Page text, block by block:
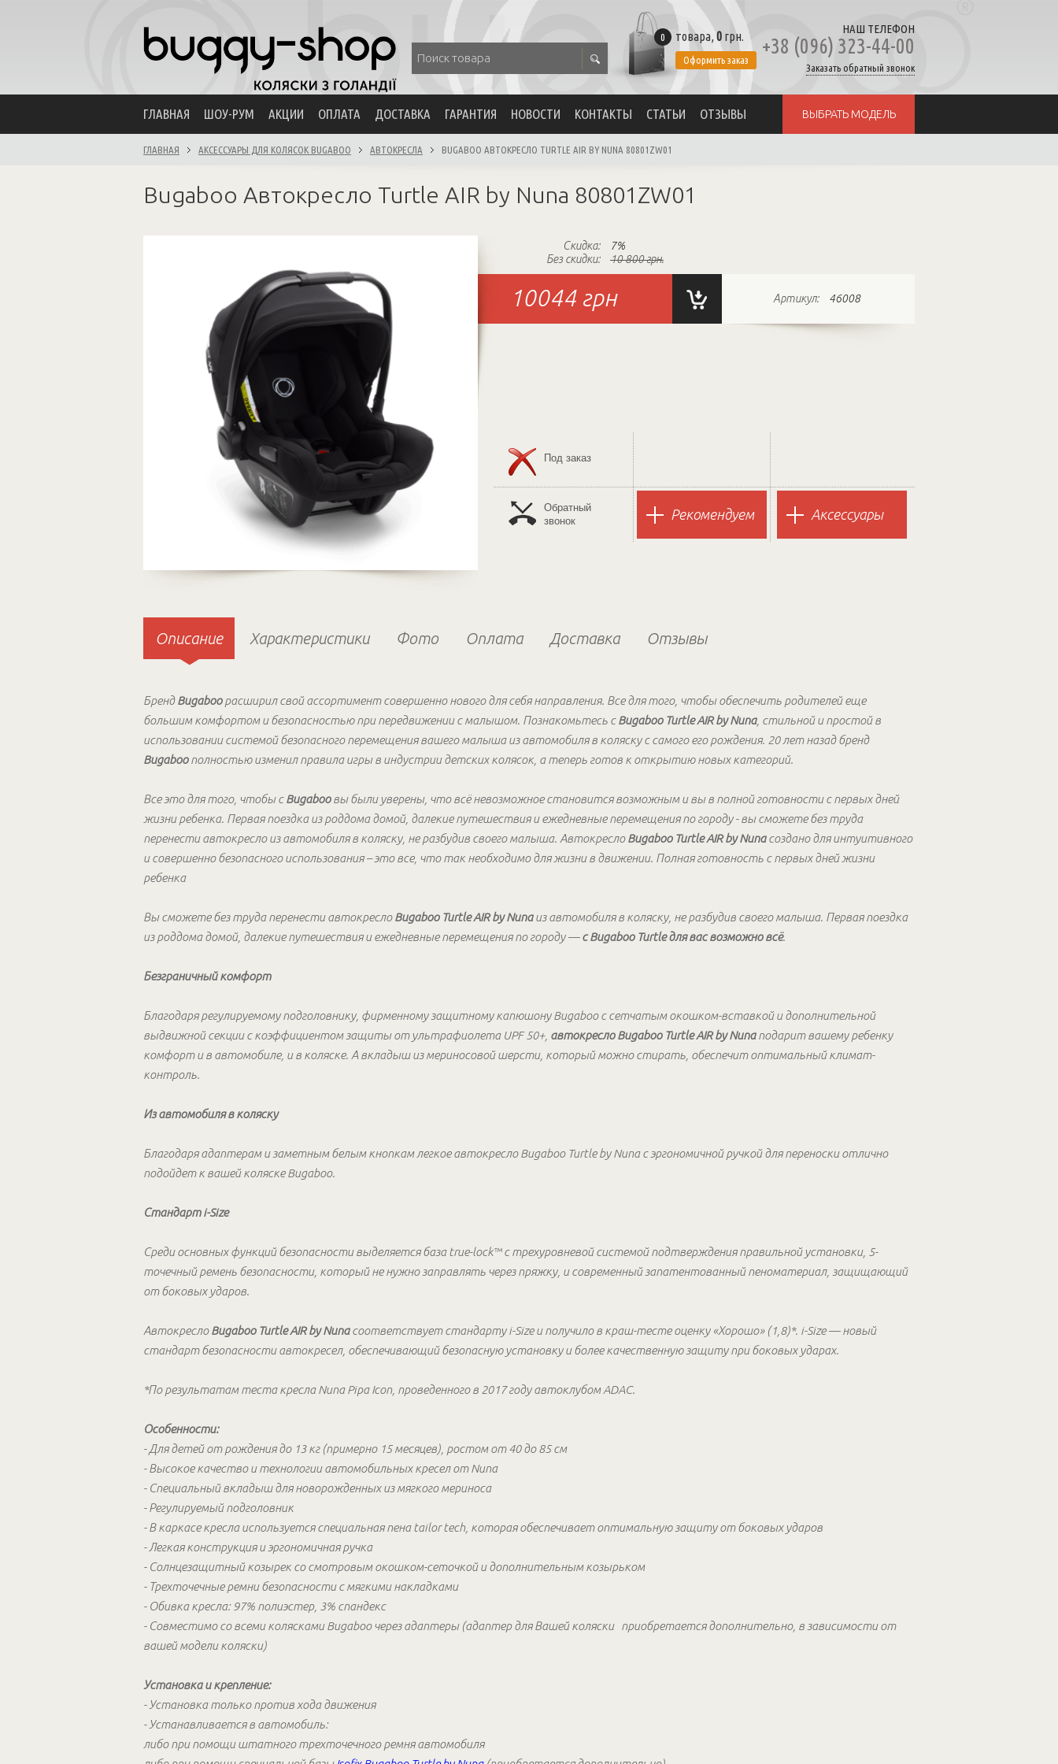
0 товара, 0 грн.
Оформить заказ
НАШ ТЕЛЕФОН
+38 (096) 323-44-00
Заказать обратный звонок
ГЛАВНАЯ ШОУ-РУМ АКЦИИ ОПЛАТА ДОСТАВКА ГАРАНТИЯ НОВОСТИ КОНТАКТЫ СТАТЬИ ОТЗЫВЫ ВЫБРАТЬ МОДЕЛЬ
ГЛАВНАЯ АКСЕССУАРЫ ДЛЯ КОЛЯСОК BUGABOO АВТОКРЕСЛА BUGABOO АВТОКРЕСЛО TURTLE AIR BY NUNA 80801ZW01
Bugaboo Автокресло Turtle AIR by Nuna 80801ZW01
Скидка:
7%
Без скидки:
10 800 грн.
10044 грн Артикул: 46008
Под заказ
Обратный
звонок
Рекомендуем Аксессуары
Описание Характеристики Фото Оплата Доставка Отзывы
БрендBugabooрасширил свой ассортимент совершенно нового для себя направления. Все для того, чтобы обеспечить родителей еще
большим комфортом и безопасностью при передвижении с малышом. Познакомьтесь сBugaboo Turtle AIR by Nuna, стильной и простой в
использовании системой безопасного перемещения вашего малыша из автомобиля в коляску с самого его рождения. 20 лет назад бренд
Bugabooполностью изменил правила игры в индустрии детских колясок, а теперь готов к открытию новых категорий.
Все это для того, чтобы сBugabooвы были уверены, что всё невозможное становится возможным и вы в полной готовности с первых дней
жизни ребенка. Первая поездка из роддома домой, далекие путешествия и ежедневные перемещения по городу - вы сможете без труда
перенести автокресло из автомобиля в коляску, не разбудив своего малыша. АвтокреслоBugaboo Turtle AIR by Nunaсоздано для интуитивного
и совершенно безопасного использования – это все, что так необходимо для жизни в движении. Полная готовность с первых дней жизни
ребенка
Вы сможете без труда перенести автокреслоBugaboo Turtle AIR by Nunaиз автомобиля в коляску, не разбудив своего малыша. Первая поездка
из роддома домой, далекие путешествия и ежедневные перемещения по городу —с Bugaboo Turtle для вас возможно всё.
Безграничный комфорт
Благодаря регулируемому подголовнику, фирменному защитному капюшону Bugaboo с сетчатым окошком-вставкой и дополнительной
выдвижной секции с коэффициентом защиты от ультрафиолета UPF 50+, автокресло Bugaboo Turtle AIR by Nunaподарит вашему ребенку
комфорт и в автомобиле, и в коляске. А вкладыш из мериносовой шерсти, который можно стирать, обеспечит оптимальный климат-
контроль.
Из автомобиля в коляску
Благодаря адаптерам и заметным белым кнопкам легкое автокресло Bugaboo Turtle by Nuna с эргономичной ручкой для переноски отлично
подойдет к вашей коляске Bugaboo.
Стандарт i-Size
Среди основных функций безопасности выделяется база true-lock™ с трехуровневой системой подтверждения правильной установки, 5-
точечный ремень безопасности, который не нужно заправлять через пряжку, и современный запатентованный пеноматериал, защищающий
от боковых ударов.
АвтокреслоBugaboo Turtle AIR by Nunaсоответствует стандарту i-Size и получило в краш-тесте оценку «Хорошо» (1,8)*. i-Size — новый
стандарт безопасности автокресел, обеспечивающий безопасную установку и более качественную защиту при боковых ударах.
*По результатам теста кресла Nuna Pipa Icon, проведенного в 2017 году автоклубом ADAC.
Особенности:
- Для детей от рождения до 13 кг (примерно 15 месяцев), ростом от 40 до 85 см
- Высокое качество и технологии автомобильных кресел от Nuna
- Специальный вкладыш для новорожденных из мягкого мериноса
- Регулируемый подголовник
- В каркасе кресла используется специальная пена tailor tech, которая обеспечивает оптимальную защиту от боковых ударов
- Легкая конструкция и эргономичная ручка
- Солнцезащитный козырек со смотровым окошком-сеточкой и дополнительным козырьком
- Трехточечные ремни безопасности с мягкими накладками
- Обивка кресла: 97% полиэстер, 3% спандекс
- Совместимо со всеми колясками Bugaboo через адаптеры (адаптер для Вашей коляски приобретается дополнительно, в зависимости от
вашей модели коляски)
Установка и крепление:
- Установка только против хода движения
- Устанавливается в автомобиль:
либо при помощи штатного трехточечного ремня автомобиля